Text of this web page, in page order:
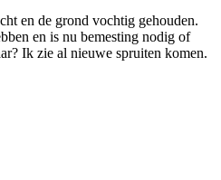
en de grond vochtig gehouden.
en is nu bemesting nodig of
Ik zie al nieuwe spruiten komen.